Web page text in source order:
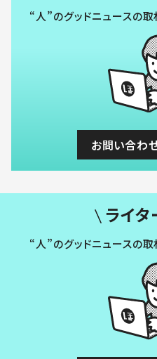
“人”のグッドニュースの
お問い合わ
ライタ
“人”のグッドニュースの